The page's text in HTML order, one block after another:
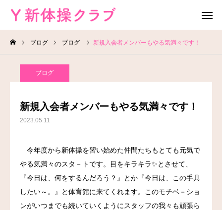
ブログ ブログ 新規入会者メンバーもやる気満々です！
ブログ
新規入会者メンバーもやる気満々です！
2023.05.11
今年度から新体操を習い始めた仲間たちもとても元気で
やる気満々のスタ－トです。目をキラキラ✨とさせて、
『今日は、何をするんだろう？』とか『今日は、この手具
したい～。』と体育館に来てくれます。このモチベ－ショ
ンがいつまでも続いていくようにスタッフの我々も頑張ら
無料体験
HOME
教室概要
よくある質問